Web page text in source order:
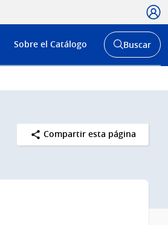
Menú
de
Sobre el Catálogo
Abrir
buscador
Buscar
Compartir esta página